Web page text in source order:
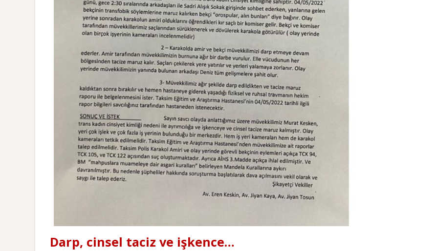
Darp, cinsel taciz ve işkence…